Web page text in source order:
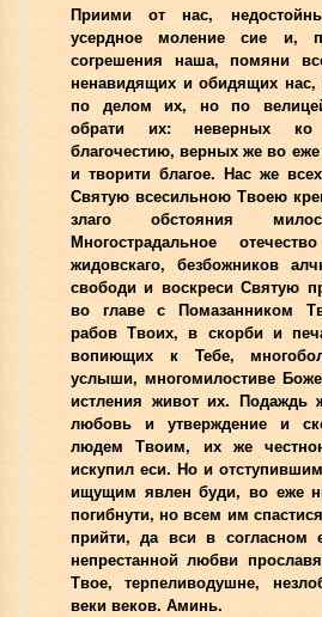
Приими от нас,
усердное моление сие и,
согрешения наша, помяни
ненавидящих и обидящих
по делом их, но по
обрати их: неверных
благочестию, верных же во еже
и творити благое. Нас же
Святую всесильною Твоею
злаго обстояния
Многострадальное
жидовскаго, безбожников
свободи и воскреси Святую
во главе с Помазанником
рабов Твоих, в скорби и
вопиющих к Тебе,
услыши, многомилостиве
истления живот их.
любовь и утверждение и
людем Твоим, их же
искупил еси. Но и
ищущим явлен буди, во еже
погибнути, но всем им
прийти, да вси в
непрестанной любви
Твое, терпеливодушне,
веки веков. Аминь.